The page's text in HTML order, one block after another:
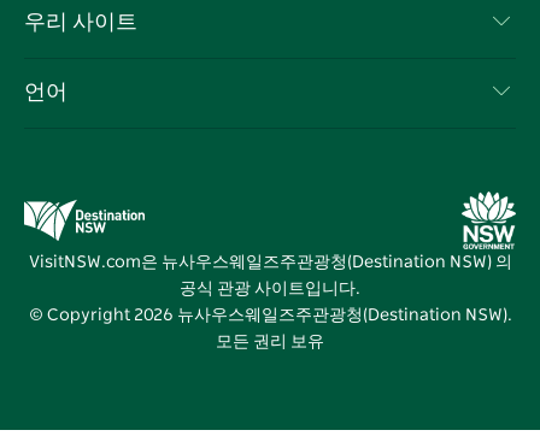
쿠키 고지
이벤트
여행 정보
뉴사우스웨일즈주 의 사업
우리 사이트
뉴사우스웨일즈주관광청(Destination NSW) 미디어 센터
비비드 시드니(Vivid Sydney)
언어
VisitNSW.com은 뉴사우스웨일즈주관광청(Destination NSW) 의
공식 관광 사이트입니다.
© Copyright 2026 뉴사우스웨일즈주관광청(Destination NSW).
모든 권리 보유